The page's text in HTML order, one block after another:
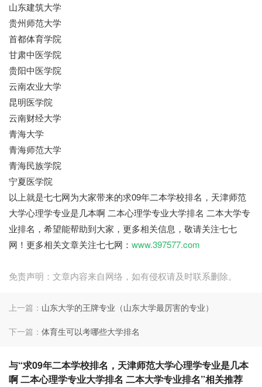
山东建筑大学
贵州师范大学
首都体育学院
甘肃中医学院
贵阳中医学院
云南农业大学
昆明医学院
云南财经大学
青海大学
青海师范大学
青海民族学院
宁夏医学院
以上就是七七网为大家带来的求09年二本学校排名，天津师范
大学心理学专业是几本啊 二本心理学专业大学排名 二本大学专
业排名，希望能帮助到大家，更多相关信息，敬请关注七七
网！更多相关文章关注七七网： www.397577.com
免责声明：文章内容来自网络，如有侵权请及时联系删除。
上一篇： 山东大学的王牌专业（山东大学最厉害的专业）
下一篇： 体育生可以考哪些大学排名
与“求09年二本学校排名，天津师范大学心理学专业是几本
啊 二本心理学专业大学排名 二本大学专业排名”相关推荐